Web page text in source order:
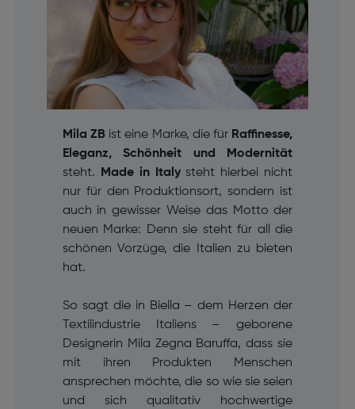
Mila ZBist eine Marke, die für Raffinesse,
Eleganz, Schönheit und Modernität
steht. Made in Italysteht hierbei nicht
nur für den Produktionsort, sondern ist
auch in gewisser Weise das Motto der
neuen Marke: Denn sie steht für all die
schönen Vorzüge, die Italien zu bieten
hat.
So sagt die in Biella – dem Herzen der
Textilindustrie Italiens – geborene
Designerin Mila Zegna Baruffa, dass sie
mit ihren Produkten Menschen
ansprechen möchte, die so wie sie seien
und sich qualitativ hochwertige